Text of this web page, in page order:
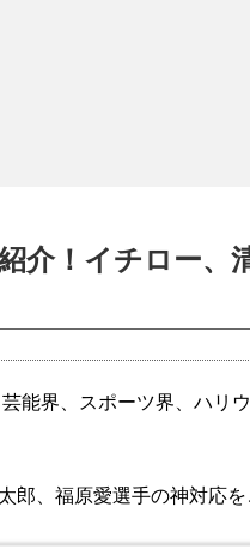
介！イチロー、
能界、スポーツ界、ハリ
、福原愛選手の神対応を